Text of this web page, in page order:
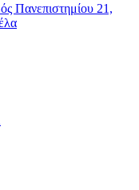
Πανεπιστημίου 21,